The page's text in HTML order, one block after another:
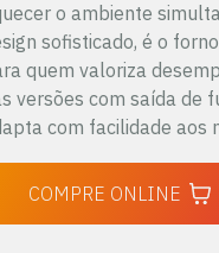
o ambiente
sofisticado, é o
quem valoriza
versões com saída de
com facilidade aos
COMPRE ONLINE